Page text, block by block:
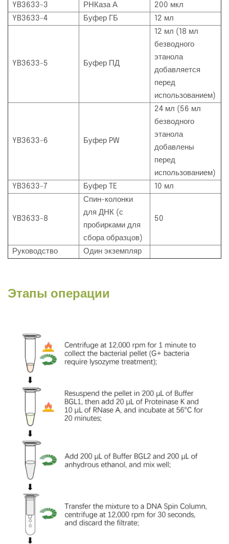
YB3633-3 РНКаза А
200 мкл
YB3633-4
Буфер ГБ 12 мл
YB3633-5 Буфер ПД
12 мл (18 мл
безводного
этанола
добавляется
перед
использованием)
YB3633-6 Буфер PW
24 мл (56 мл
безводного
этанола
добавлены
перед
использованием)
YB3633-7
Буфер TE 10 мл
YB3633-8
Спин-колонки
для ДНК (с
пробирками для
сбора образцов)
50
Руководство Один экземпляр
Этапы операции